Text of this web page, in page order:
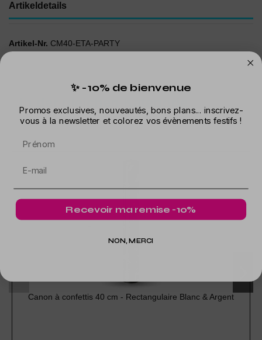
Artikeldetails
Artikel-Nr. CM40-ETA-PARTY
Canon à confettis 40 cm - Rectangulaire Blanc & Argent
✨ -10% de bienvenue
Promos exclusives, nouveautés, bons plans... inscrivez-
vous à la newsletter et colorez vos évènements festifs !
Recevoir ma remise -10%
NON, MERCI